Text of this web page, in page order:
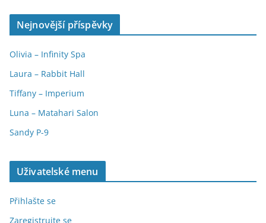
Nejnovější příspěvky
Olivia – Infinity Spa
Laura – Rabbit Hall
Tiffany – Imperium
Luna – Matahari Salon
Sandy P-9
Uživatelské menu
Přihlašte se
Zaregistrujte se